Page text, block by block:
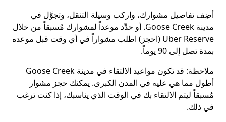
أضِف تفاصيل مشوارك، واركب وسيلة التنقل، وتجوَّل في
مدينة Goose Creek. أو حدِّد موعداً لمشوارك مُسبقاً من خلال
Uber Reserve (احجز) اطلب مشواراً في أي وقت قبل موعده
بمدة تصل إلى 90 يوماً.
ملاحظة:
قد تكون مواعيد الالتقاء في مدينة Goose Creek
أطول مما هي عليه في المدن الكبرى. يمكنك حجز مشوار
مُسبقاً ليتم الالتقاء بك في الوقت الذي يناسبك، إذا كنت ترغب
في ذلك.